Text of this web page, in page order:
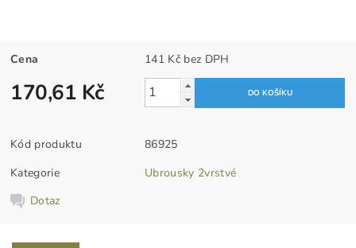
Cena 141 Kč bez DPH
170,61 Kč
Kód produktu
86925
Kategorie
Ubrousky 2vrstvé
Dotaz